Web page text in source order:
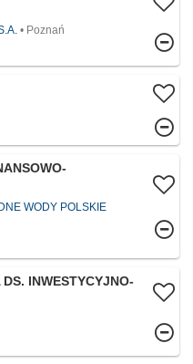
Poznań
WODY POLSKIE
INWESTYCYJNO-